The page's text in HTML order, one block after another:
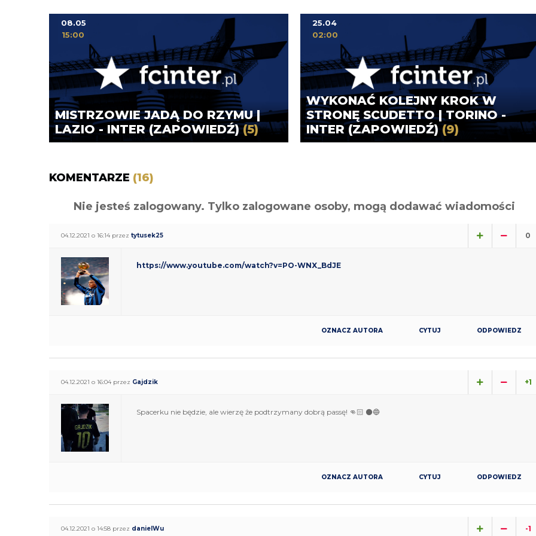
MISTRZOWIE JADĄ DO RZYMU |
LAZIO - INTER (ZAPOWIEDŹ)(5)
08.05
15:00
WYKONAĆ KOLEJNY KROK W
STRONĘ SCUDETTO | TORINO -
INTER (ZAPOWIEDŹ) (9)
25.04
02:00
KOMENTARZE (16)
Nie jesteś zalogowany. Tylko zalogowane osoby, mogą dodawać wiadomości
04.12.2021 o 16:14 przez tytusek25 0
https://www.youtube.com/watch?v=PO-WNX_BdJE
OZNACZ AUTORA CYTUJ ODPOWIEDZ
04.12.2021 o 16:04 przez Gajdzik +1
Spacerku nie będzie, ale wierzę że podtrzymany dobrą passę! 👊🏻 ⚫🔵
OZNACZ AUTORA CYTUJ ODPOWIEDZ
04.12.2021 o 14:58 przez danielWu -1